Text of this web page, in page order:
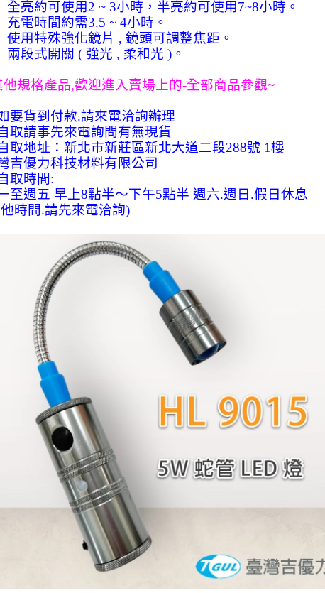
全亮約可使用2 ~ 3小時，半亮約可使用7~8小時。
充電時間約需3.5 ~ 4小時。
使用特殊強化鏡片 , 鏡頭可調整焦距。
兩段式開關 ( 強光 , 柔和光 ) 。
他規格產品,歡迎進入賣場上的-全部商品參觀~
要貨到付款.請來電洽詢辦理
取請事先來電詢問有無現貨
取地址：新北市新莊區新北大道二段288號 1樓
吉優力科技材料有限公司
取時間:
至週五 早上8點半～下午5點半 週六.週日 .假日休息
時間.請先來電洽詢)